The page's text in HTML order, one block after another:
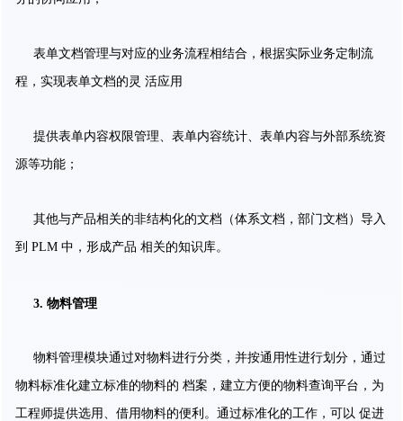
表单文档管理与对应的业务流程相结合，根据实际业务定制流
程，实现表单文档的灵 活应用
提供表单内容权限管理、表单内容统计、表单内容与外部系统资
源等功能；
其他与产品相关的非结构化的文档（体系文档，部门文档）导入
到 PLM 中，形成产品 相关的知识库。
3. 物料管理
物料管理模块通过对物料进行分类，并按通用性进行划分，通过
物料标准化建立标准的物料的 档案，建立方便的物料查询平台，为
工程师提供选用、借用物料的便利。通过标准化的工作，可以 促进